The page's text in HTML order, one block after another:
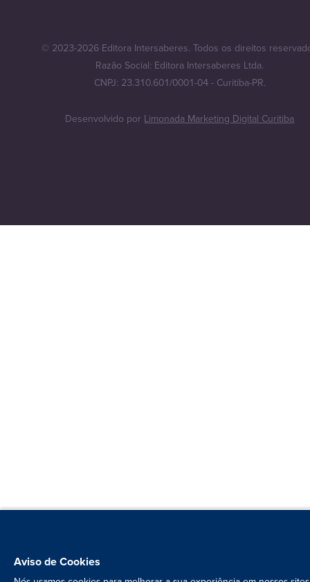
© 2023-2026 Editora Intersaberes. Todos os direitos
Razão Social: Editora Intersaberes Ltda.
CNPJ: 23.310.601/0001-04 - Curitiba-PR.
Desenvolvido por Limonada Marketing Digital Curitiba
Aviso de Cookies